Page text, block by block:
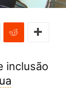
inclusão